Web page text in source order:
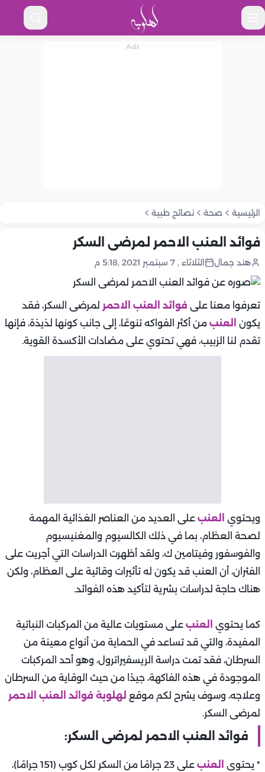
الرئيسية صحة نصائح طبية
فوائد العنب الاحمر لمرضى السكر
هند جمال الثلاثاء , 7 سبتمبر 2021 ,5:18 م
تعرفوا معنا على فوائد العنب الاحمر لمرضى السكر، فقد
يكون
العنب من أكثر الفواكه تنوعًا، إلى جانب كونها لذيذة، فإنها
تقدم لنا الزبيب، فهي تحتوي على مضادات الأكسدة القوية.
ويحتوي العنب على العديد من العناصر الغذائية المهمة
لصحة العظام، بما في ذلك الكالسيوم والمغنيسيوم
والفوسفور وفيتامين ك، ولقد أظهرت الدراسات التي أجريت على
الفئران، أن العنب قد يكون له تأثيرات وقائية على العظام، ولكن
هناك حاجة لدراسات بشرية لتأكيد هذه الفوائد.
كما يحتوي العنب على مستويات عالية من المركبات النباتية
المفيدة، والتي قد تساعد في الحماية من أنواع معينة من
السرطان، فقد تمت دراسة الريسفيراترول، وهو أحد المركبات
الموجودة في هذه الفاكهة، جيدًا من حيث الوقاية من السرطان
وعلاجه، وسوف يشرح لكم موقع لهلوبة فوائد العنب الاحمر
لمرضى السكر.
فوائد العنب الاحمر لمرضى السكر:
* يحتوي العنب
على 23 جرامًا من السكر لكل كوب (151 جرامًا)،